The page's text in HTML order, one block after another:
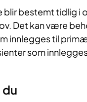
blir bestemt tidlig i
Det kan være
innlegges til
som